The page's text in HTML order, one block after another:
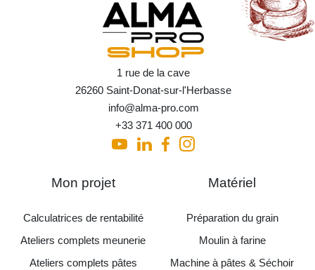
1 rue de la cave
26260 Saint-Donat-sur-l'Herbasse
info@alma-pro.com
+33 371 400 000
Mon projet
Calculatrices de rentabilité
Ateliers complets meunerie
Ateliers complets pâtes
Matériel
Préparation du grain
Moulin à farine
Machine à pâtes & Séchoir